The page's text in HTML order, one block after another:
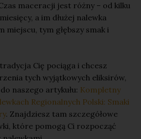
maceracji jest różny – od kilku
a im dłużej nalewka
miejscu, tym głębszy smak i
Cię pociąga i chcesz
tych wyjątkowych eliksirów,
naszego artykułu: Kompletny
Regionalnych Polski: Smaki
. Znajdziesz tam szczegółowe
które pomogą Ci rozpocząć